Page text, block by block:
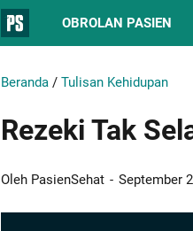
OBROLAN PASIEN
Beranda / Tulisan Kehidupan
Rezeki Tak
Oleh PasienSehat September